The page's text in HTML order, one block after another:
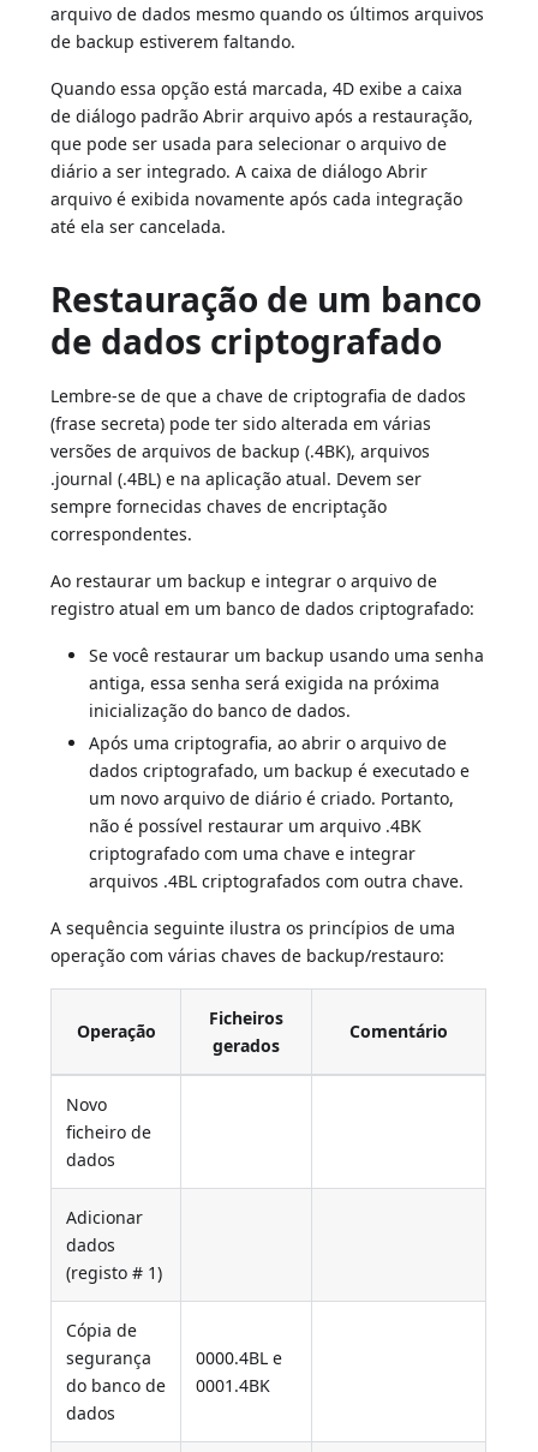
arquivo de dados mesmo quando os últimos arquivos
de backup estiverem faltando.
Quando essa opção está marcada, 4D exibe a caixa
de diálogo padrão Abrir arquivo após a restauração,
que pode ser usada para selecionar o arquivo de
diário a ser integrado. A caixa de diálogo Abrir
arquivo é exibida novamente após cada integração
até ela ser cancelada.
Restauração de um banco
de dados criptografado
Lembre-se de que a chave de criptografia de dados
(frase secreta) pode ter sido alterada em várias
versões de arquivos de backup (.4BK), arquivos
.journal (.4BL) e na aplicação atual. Devem ser
sempre fornecidas chaves de encriptação
correspondentes.
Ao restaurar um backup e integrar o arquivo de
registro atual em um banco de dados criptografado:
Se você restaurar um backup usando uma senha
antiga, essa senha será exigida na próxima
inicialização do banco de dados.
Após uma criptografia, ao abrir o arquivo de
dados criptografado, um backup é executado e
um novo arquivo de diário é criado. Portanto,
não é possível restaurar um arquivo .4BK
criptografado com uma chave e integrar
arquivos .4BL criptografados com outra chave.
A sequência seguinte ilustra os princípios de uma
operação com várias chaves de backup/restauro:
Operação
Ficheiros
gerados
Comentário
Novo
ficheiro de
dados
Adicionar
dados
(registo # 1)
Cópia de
segurança
do banco de
dados
0000.4BL e
0001.4BK